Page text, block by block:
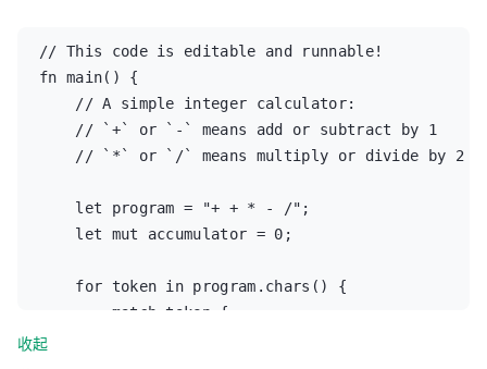
// This code is editable and runnable!
fn main() {
// A simple integer calculator:
// `+` or `-` means add or subtract by 1
// `*` or `/` means multiply or divide by 2
let program = "+ + * - /";
let mut accumulator = 0;
for token in program.chars() {
match token {
'+' => accumulator += 1,
收起